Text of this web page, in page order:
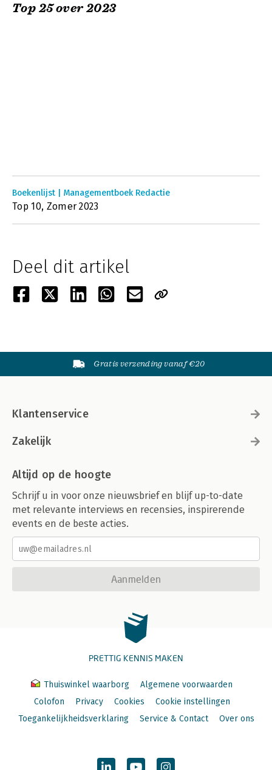
Top 25 over 2023
Boekenlijst | Managementboek Redactie
Top 10, Zomer 2023
Deel dit artikel
Gratis verzending vanaf €20
Klantenservice
Zakelijk
Altijd op de hoogte
Schrijf u in voor onze nieuwsbrief en blijf up-to-date
met relevante interviews en recensies, inspirerende
events en de beste acties.
Aanmelden
PRETTIG KENNIS MAKEN
Thuiswinkel waarborg
Algemene voorwaarden
Colofon
Privacy Cookies
Cookie instellingen
Toegankelijkheidsverklaring
Service & Contact Over ons